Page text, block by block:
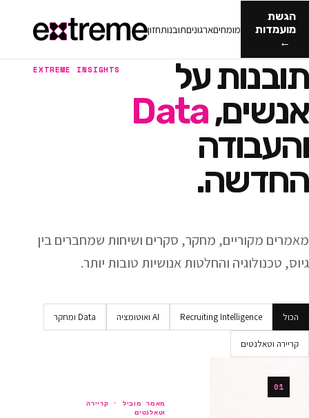
מומחיםארגונים תובנותחזון
על
Data
EXTREME INSIGHTS
מחקר, סקרים ושיחות שמחברים בין
והחלטות אנושיות טובות יותר.
Recruiting AI ואוטומציה Data ומחקר
קריירה